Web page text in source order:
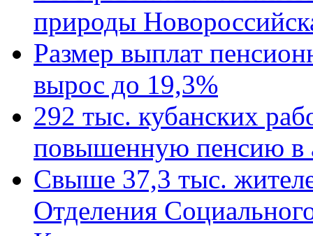
природы
Размер выплат
вырос до 19,3%
292 тыс. кубанских
повышенную пенсию в
Свыше 37,3 тыс.
Отделения